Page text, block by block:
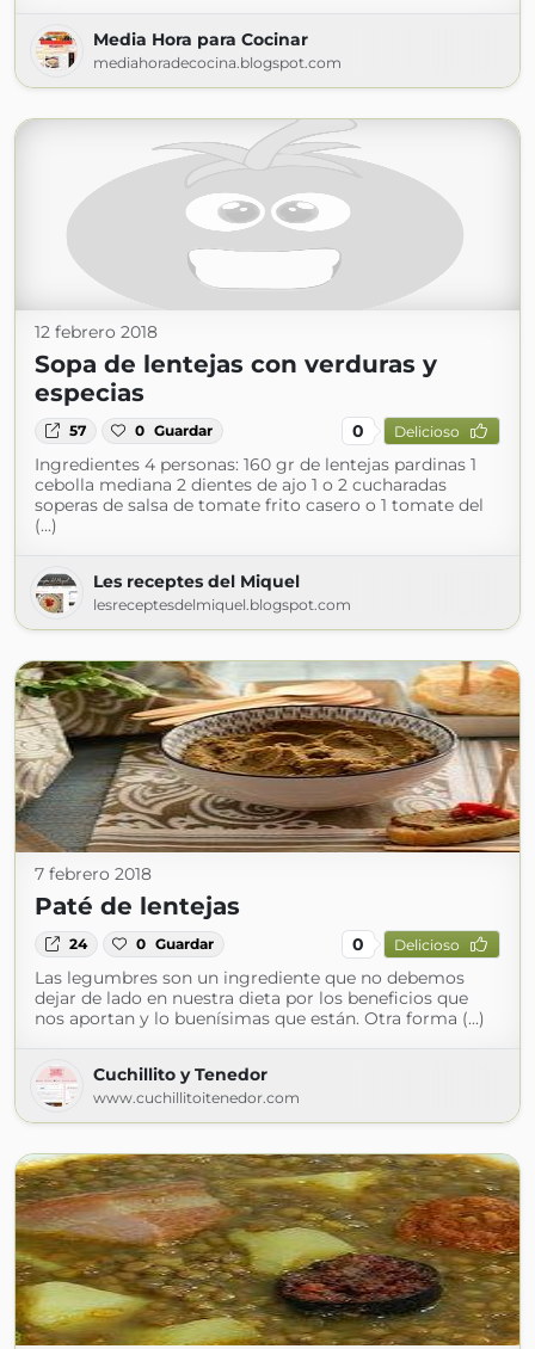
Media Hora para Cocinar
mediahoradecocina.blogspot.com
12 febrero 2018
Sopa de lentejas con verduras y
especias
57 0 Guardar 0 Delicioso
Ingredientes 4 personas: 160 gr de lentejas pardinas 1
cebolla mediana 2 dientes de ajo 1 o 2 cucharadas
soperas de salsa de tomate frito casero o 1 tomate del
(...)
Les receptes del Miquel
lesreceptesdelmiquel.blogspot.com
7 febrero 2018
Paté de lentejas
24 0 Guardar 0 Delicioso
Las legumbres son un ingrediente que no debemos
dejar de lado en nuestra dieta por los beneficios que
nos aportan y lo buenísimas que están. Otra forma (...)
Cuchillito y Tenedor
www.cuchillitoitenedor.com